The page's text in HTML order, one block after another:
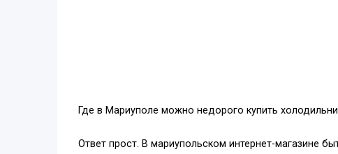
Где в Мариуполе можно недорого купить
Ответ прост. В мариупольском интернет-магазине